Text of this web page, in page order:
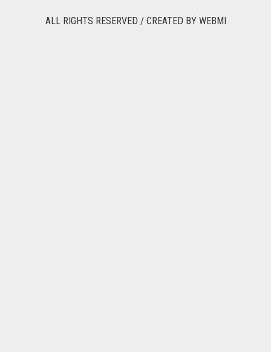
ALL RIGHTS RESERVED / CREATED BY WEBMI